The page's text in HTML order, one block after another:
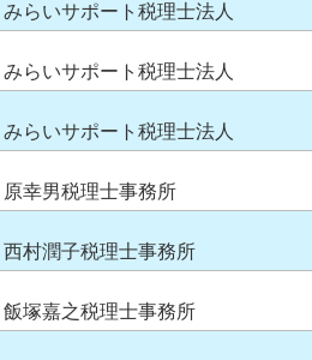
みらいサポート税理士法人
みらいサポート税理士法人
みらいサポート税理士法人
原幸男税理士事務所
西村潤子税理士事務所
飯塚嘉之税理士事務所